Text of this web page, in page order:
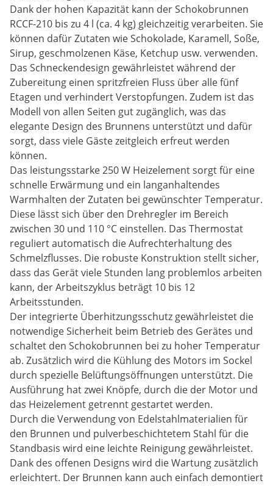
Dank der hohen Kapazität kann der Schokobrunnen
RCCF-210 bis zu 4 l (ca. 4 kg) gleichzeitig verarbeiten. Sie
können dafür Zutaten wie Schokolade, Karamell, Soße,
Sirup, geschmolzenen Käse, Ketchup usw. verwenden.
Das Schneckendesign gewährleistet während der
Zubereitung einen spritzfreien Fluss über alle fünf
Etagen und verhindert Verstopfungen. Zudem ist das
Modell von allen Seiten gut zugänglich, was das
elegante Design des Brunnens unterstützt und dafür
sorgt, dass viele Gäste zeitgleich erfreut werden
können.
Das leistungsstarke 250 W Heizelement sorgt für eine
schnelle Erwärmung und ein langanhaltendes
Warmhalten der Zutaten bei gewünschter Temperatur.
Diese lässt sich über den Drehregler im Bereich
zwischen 30 und 110 °C einstellen. Das Thermostat
reguliert automatisch die Aufrechterhaltung des
Schmelzflusses. Die robuste Konstruktion stellt sicher,
dass das Gerät viele Stunden lang problemlos arbeiten
kann, der Arbeitszyklus beträgt 10 bis 12
Arbeitsstunden.
Der integrierte Überhitzungsschutz gewährleistet die
notwendige Sicherheit beim Betrieb des Gerätes und
schaltet den Schokobrunnen bei zu hoher Temperatur
ab. Zusätzlich wird die Kühlung des Motors im Sockel
durch spezielle Belüftungsöffnungen unterstützt. Die
Ausführung hat zwei Knöpfe, durch die der Motor und
das Heizelement getrennt gestartet werden.
Durch die Verwendung von Edelstahlmaterialien für
den Brunnen und pulverbeschichtetem Stahl für die
Standbasis wird eine leichte Reinigung gewährleistet.
Dank des offenen Designs wird die Wartung zusätzlich
erleichtert. Der Brunnen kann auch einfach demontiert